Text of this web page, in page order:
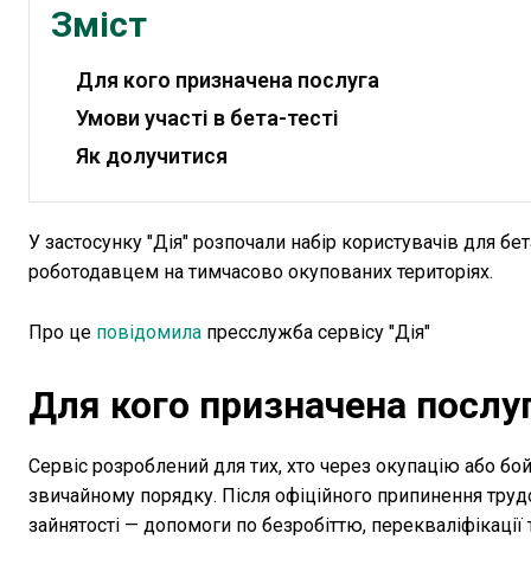
Зміст
Для кого призначена послуга
Умови участі в бета-тесті
Як долучитися
У застосунку "Дія" розпочали набір користувачів для
роботодавцем на тимчасово окупованих територіях.
Про це повідомила пресслужба сервісу "Дія"
Для кого призначена
Сервіс розроблений для тих, хто через окупацію або
звичайному порядку. Після офіційного припинення
зайнятості — допомоги по безробіттю,